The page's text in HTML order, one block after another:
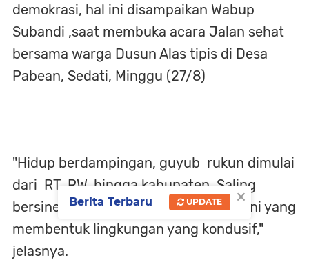
demokrasi, hal ini disampaikan Wabup
Subandi ,saat membuka acara Jalan sehat
bersama warga Dusun Alas tipis di Desa
Pabean, Sedati, Minggu (27/8)
"Hidup berdampingan, guyub rukun dimulai
dari RT, RW, hingga kabupaten. Saling
bersinergi dalam pembangunan, hal ini yang
membentuk lingkungan yang kondusif,"
jelasnya.
×
Berita Terbaru UPDATE